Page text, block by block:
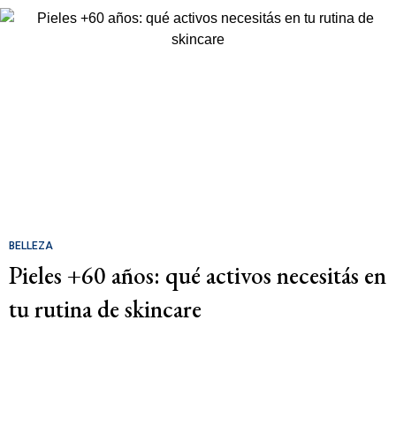
BELLEZA
Pieles +60 años: qué activos necesitás en
tu rutina de skincare